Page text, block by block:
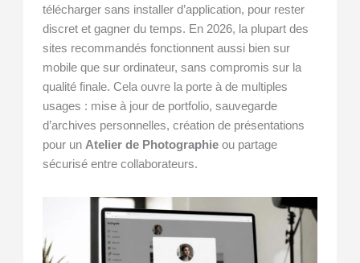
télécharger sans installer d’application, pour rester
discret et gagner du temps. En 2026, la plupart des
sites recommandés fonctionnent aussi bien sur
mobile que sur ordinateur, sans compromis sur la
qualité finale. Cela ouvre la porte à de multiples
usages : mise à jour de portfolio, sauvegarde
d’archives personnelles, création de présentations
pour un Atelier de Photographie ou partage
sécurisé entre collaborateurs.